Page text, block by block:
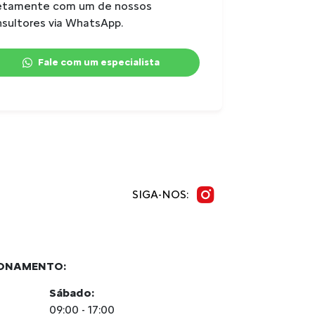
Número de passageiros
Consumo urbano gasolina: 13,2
com um de nossos
via WhatsApp.
Fale com um especialista
SIGA-NOS:
Sábado:
09:00 - 17:00